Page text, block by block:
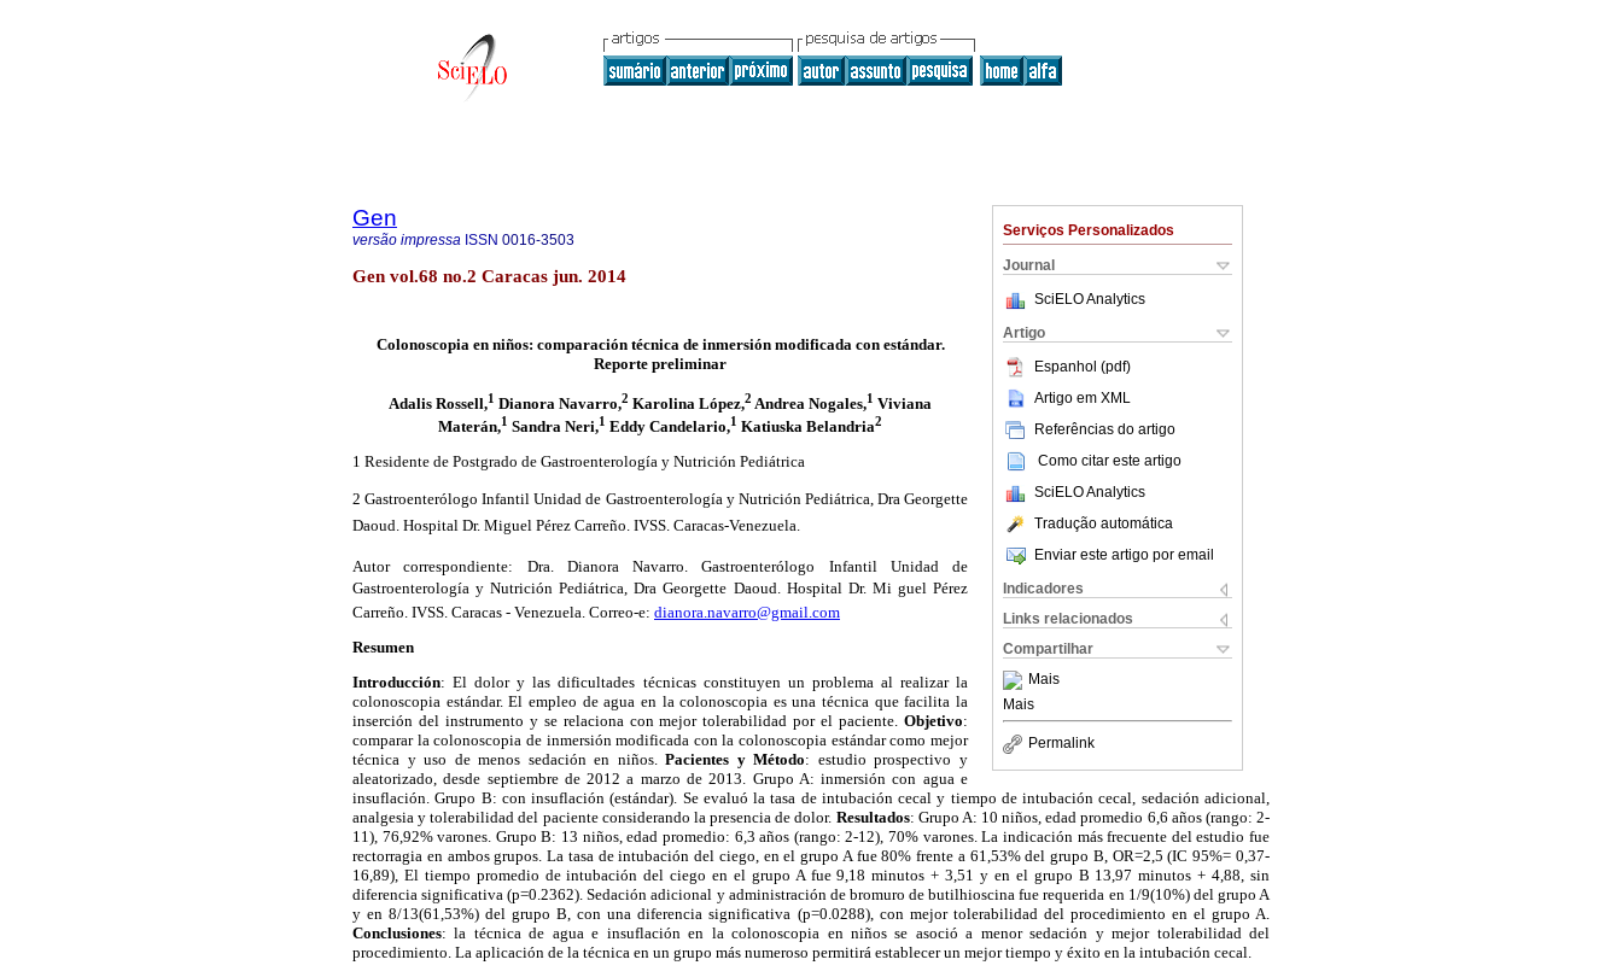
Serviços Personalizados
Journal
SciELO Analytics
Artigo
Espanhol (pdf)
Artigo em XML
Referências do artigo
Como citar este artigo
SciELO Analytics
Tradução automática
Enviar este artigo por email
Indicadores
Links relacionados
Compartilhar
Mais
Mais
Permalink
Gen
versão impressa ISSN 0016-3503
Gen vol.68 no.2 Caracas jun. 2014
Colonoscopiaen niños: comparación técnica de inmersión modificada con estándar.
Reporte preliminar
Adalis Rossell,1 Dianora Navarro,2 Karolina López,2 Andrea Nogales,1 Viviana
Materán,1 Sandra Neri,1 Eddy Candelario,1 Katiuska Belandria2
1 Residente de Postgrado de Gastroenterología y Nutrición Pediátrica
2 Gastroenterólogo Infantil Unidad de Gastroenterología y Nutrición Pediátrica, Dra Georgette
Daoud. Hospital Dr. Miguel Pérez Carreño. IVSS. Caracas-Venezuela.
Autor correspondiente: Dra. Dianora Navarro. Gastroenterólogo Infantil Unidad de
Gastroenterología y Nutrición Pediátrica, Dra Georgette Daoud. Hospital Dr. Mi guel Pérez
Carreño. IVSS. Caracas - Venezuela. Correo-e: dianora.navarro@gmail.com
Resumen
Introducción: El dolor y las dificultades técnicas constituyen un problema al realizar la
colonoscopia estándar. El empleo de agua en la colonoscopia es una técnica que facilita la
inserción del instrumento y se relaciona con mejor tolerabilidad por el paciente. Objetivo:
comparar la colonoscopia de inmersión modificada con la colonoscopia estándar como mejor
técnica y uso de menos sedación en niños.Pacientes y Método: estudio prospectivo y
aleatorizado, desde septiembre de 2012 a marzo de 2013. Grupo A: inmersión con agua e
insuflación. Grupo B: con insuflación (estándar). Se evaluó la tasa de intubación cecal y tiempo de intubación cecal, sedación adicional,
analgesia y tolerabilidad del paciente considerando la presencia de dolor. Resultados: Grupo A: 10 niños, edad promedio 6,6 años (rango: 2-
11), 76,92% varones. Grupo B: 13 niños, edad promedio: 6,3 años (rango: 2-12), 70% varones. La indicación más frecuente del estudio fue
rectorragia en ambos grupos. La tasa de intubación del ciego, en el grupo A fue 80% frente a 61,53% del grupo B, OR=2,5 (IC 95%= 0,37-
16,89), El tiempo promedio de intubación del ciego en el grupo A fue 9,18 minutos + 3,51 y en el grupo B 13,97 minutos + 4,88, sin
diferencia significativa (p=0.2362). Sedación adicional y administración de bromuro de butilhioscina fue requerida en 1/9(10%) del grupo A
y en 8/13(61,53%) del grupo B, con una diferencia significativa (p=0.0288), con mejor tolerabilidad del procedimiento en el grupo A.
Conclusiones: la técnica de agua e insuflación en la colonoscopia en niños se asoció a menor sedación y mejor tolerabilidad del
procedimiento. La aplicación de la técnica en un grupo más numeroso permitirá establecer un mejor tiempo y éxito en la intubación cecal.